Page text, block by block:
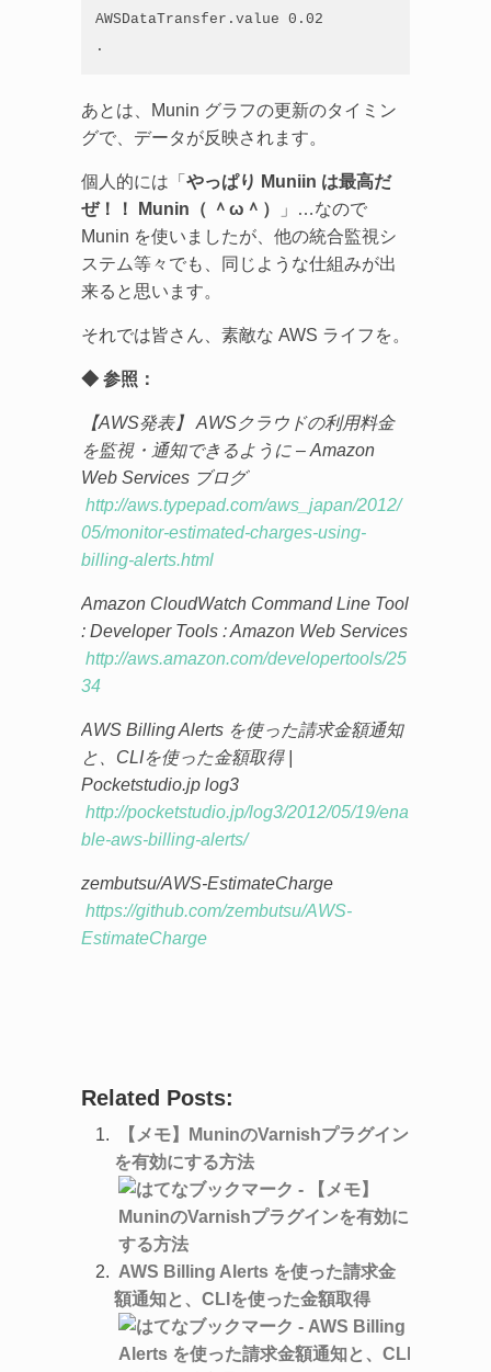
AWSDataTransfer.value 0.02
.
あとは、Munin グラフの更新のタイミン
グで、データが反映されます。
個人的には「 やっぱり Muniin は最高だ
ぜ！！ Munin（ ＾ω＾）
」…なので
Munin を使いましたが、他の統合監視シ
ステム等々でも、同じような仕組みが出
来ると思います。
それでは皆さん、素敵な AWS ライフを。
◆ 参照：
【AWS発表】 AWSクラウドの利用料金
を監視・通知できるように – Amazon
Web Services ブログ
http://aws.typepad.com/aws_japan/2012/
05/monitor-estimated-charges-using-
billing-alerts.html
Amazon CloudWatch Command Line Tool
: Developer Tools : Amazon Web Services
http://aws.amazon.com/developertools/25
34
AWS Billing Alerts を使った請求金額通知
と、CLIを使った金額取得 |
Pocketstudio.jp log3
http://pocketstudio.jp/log3/2012/05/19/ena
ble-aws-billing-alerts/
zembutsu/AWS-EstimateCharge
https://github.com/zembutsu/AWS-
EstimateCharge
Related Posts:
【メモ】MuninのVarnishプラグイン
を有効にする方法
AWS Billing Alerts を使った請求金
額通知と、CLIを使った金額取得